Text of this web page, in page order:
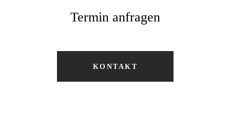
Termin anfragen
KONTAKT